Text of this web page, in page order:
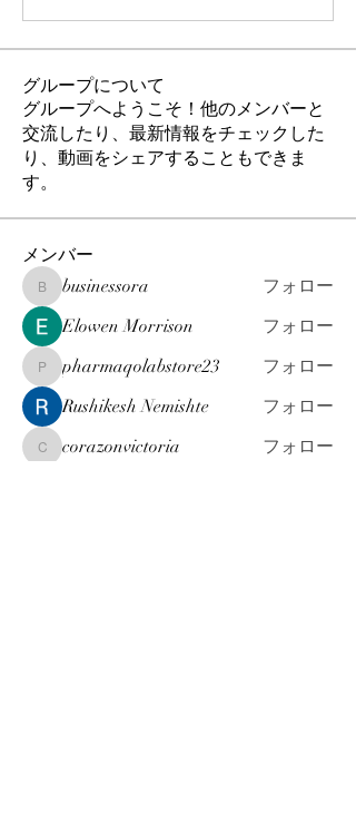
グループについて
グループへようこそ！他のメンバーと
交流したり、最新情報をチェックした
り、動画をシェアすることもできま
す。
メンバー
businessora
businessora
フォロー
Elowen Morrison
フォロー
pharmaqolabstore23
pharmaqolabstore23
フォロー
Rushikesh Nemishte
フォロー
corazonvictoria
corazonvictoria
フォロー